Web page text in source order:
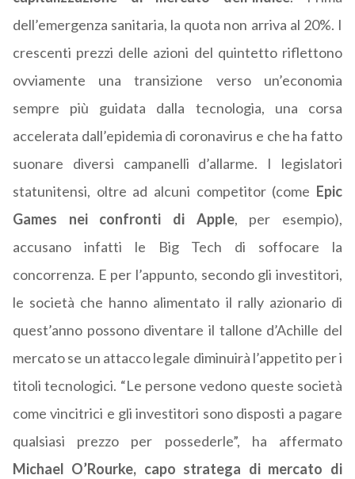
dell’emergenza sanitaria, la quota non arriva al 20%. I
crescenti prezzi delle azioni del quintetto riflettono
ovviamente una transizione verso un’economia
sempre più guidata dalla tecnologia, una corsa
accelerata dall’epidemia di coronavirus e che ha fatto
suonare diversi campanelli d’allarme. I legislatori
statunitensi, oltre ad alcuni competitor (come Epic
Games nei confronti di Apple, per esempio),
accusano infatti le Big Tech di soffocare la
concorrenza. E per l’appunto, secondo gli investitori,
le società che hanno alimentato il rally azionario di
quest’anno possono diventare il tallone d’Achille del
mercato se un attacco legale diminuirà l’appetito per i
titoli tecnologici. “Le persone vedono queste società
come vincitrici e gli investitori sono disposti a pagare
qualsiasi prezzo per possederle”, ha affermato
Michael O’Rourke, capo stratega di mercato di